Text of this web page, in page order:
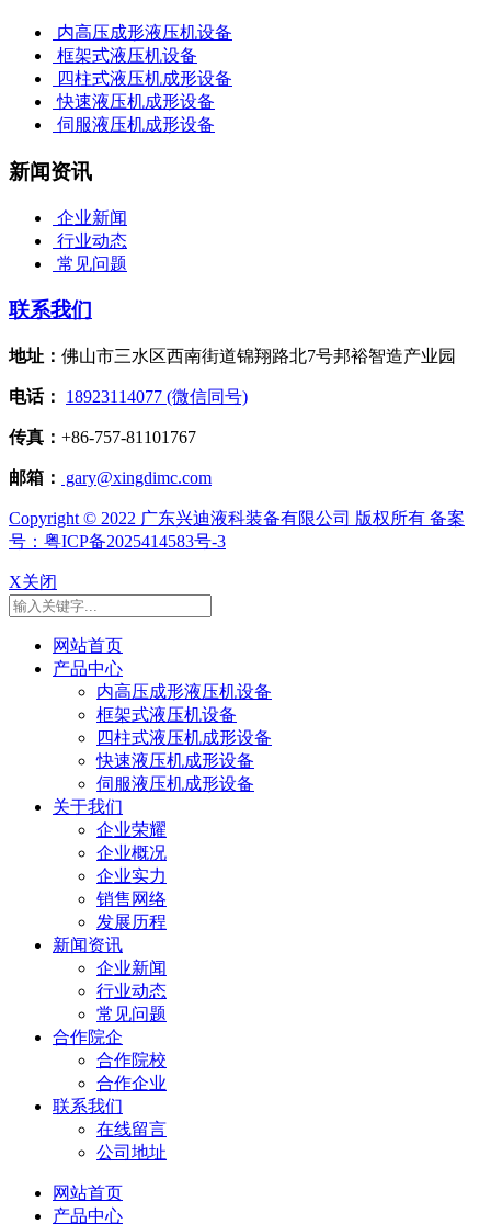
内高压成形液压机设备
框架式液压机设备
四柱式液压机成形设备
快速液压机成形设备
伺服液压机成形设备
新闻资讯
企业新闻
行业动态
常见问题
联系我们
地址： 佛山市三水区西南街道锦翔路北7号邦裕智造产业园
电话： 18923114077 (微信同号)
传真： +86-757-81101767
邮箱： gary@xingdimc.com
Copyright © 2022 广东兴迪液科装备有限公司 版权所有 备案
号：粤ICP备2025414583号-3
X关闭
网站首页
产品中心
内高压成形液压机设备
框架式液压机设备
四柱式液压机成形设备
快速液压机成形设备
伺服液压机成形设备
关于我们
企业荣耀
企业概况
企业实力
销售网络
发展历程
新闻资讯
企业新闻
行业动态
常见问题
合作院企
合作院校
合作企业
联系我们
在线留言
公司地址
网站首页
产品中心